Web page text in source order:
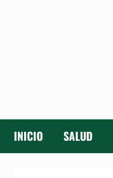
INICIO SALUD